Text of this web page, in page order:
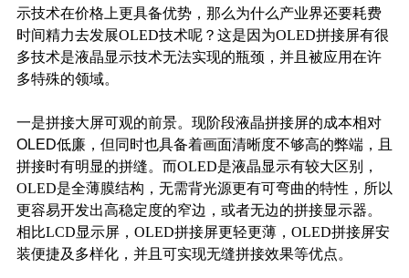
示技术在价格上更具备优势，那么为什么产业界还要耗费
时间精力去发展OLED技术呢？这是因为OLED拼接屏有很
多技术是液晶显示技术无法实现的瓶颈，并且被应用在许
多特殊的领域。
一是拼接大屏可观的前景。现阶段液晶拼接屏的成本相对
OLED低廉，但同时也具备着画面清晰度不够高的弊端，且
拼接时有明显的拼缝。而OLED是液晶显示有较大区别，
OLED是全薄膜结构，无需背光源更有可弯曲的特性，所以
更容易开发出高稳定度的窄边，或者无边的拼接显示器。
相比LCD显示屏，OLED拼接屏更轻更薄，OLED拼接屏安
装便捷及多样化，并且可实现无缝拼接效果等优点。